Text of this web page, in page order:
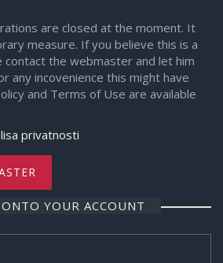
are closed at the moment. It
measure. If you believe this is a
the webmaster and let him
any incovenience this might have
and Terms of Use are available
privatnosti
YOUR ACCOUNT